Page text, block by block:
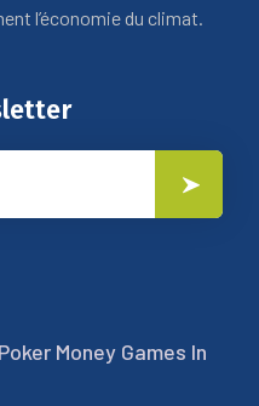
l’économie du climat.
Money Games In